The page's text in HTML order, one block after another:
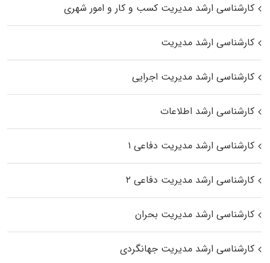
کارشناسی ارشد مدیریت کسب و کار و امور شهری
کارشناسی ارشد مدیریت
کارشناسی ارشد مدیریت اجرایی
کارشناسی ارشد اطلاعات
کارشناسی ارشد مدیریت دفاعی ۱
کارشناسی ارشد مدیریت دفاعی ۲
کارشناسی ارشد مدیریت بحران
کارشناسی ارشد مدیریت جهانگردی